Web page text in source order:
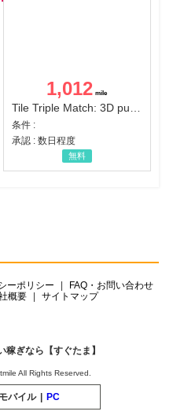
1,012
条件 :
承認 : 数日程度
無料
ーポリシー
FAQ・お問い合わせ
概要 サイトマップ
ぎなら【すぐたま】
All Rights Reserved.
モバイル | PC